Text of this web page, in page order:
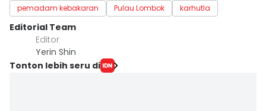
pemadam kebakaran
Pulau Lombok karhutla
Editorial Team
Editor
Yerin Shin
Tonton lebih seru di